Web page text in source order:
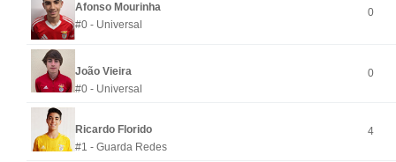
Afonso Mourinha
#0 - Universal
0
João Vieira
#0 - Universal
0
Ricardo Florido
#1 - Guarda Redes
4